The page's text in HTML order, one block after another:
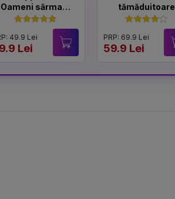
Oameni sărmani
- ediție
Hardcover 2025
49.9 Lei
Lei
tămăduitoare
PRP: 69.9 Lei
59.9 Lei